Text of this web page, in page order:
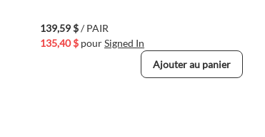
139,59 $/ PAIR
135,40 $ pourSigned In
Ajouter au panier